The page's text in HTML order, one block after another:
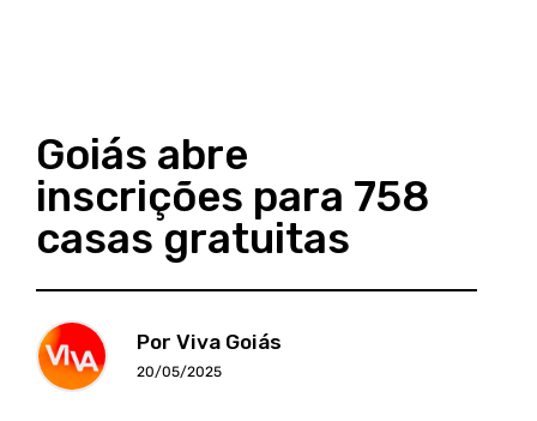
Goiás abre
inscrições para 758
casas gratuitas
Por Viva Goiás
20/05/2025